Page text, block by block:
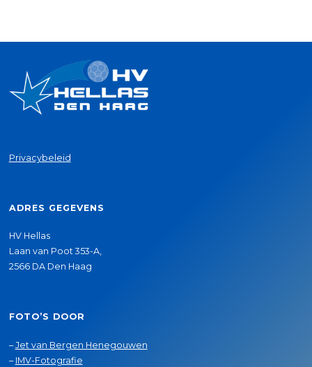
Privacybeleid
ADRES GEGEVENS
HV Hellas
Laan van Poot 353-A,
2566 DA Den Haag
FOTO’S DOOR
–Jet van Bergen Henegouwen
– IMV-Fotografie